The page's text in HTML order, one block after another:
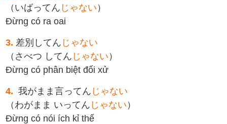
（いばってん じゃない ）
Đừng có ra oai
3. 差別してん じゃない
（さべつ してん じゃない ）
Đừng có phân biệt đối xử
4. 我がまま言ってん じゃない
（わがまま いってん じゃない ）
Đừng có nói ích kỉ thế